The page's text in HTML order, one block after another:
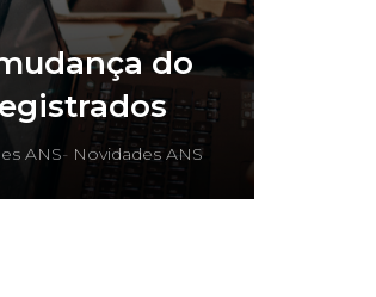
do
ANS- Novidades ANS